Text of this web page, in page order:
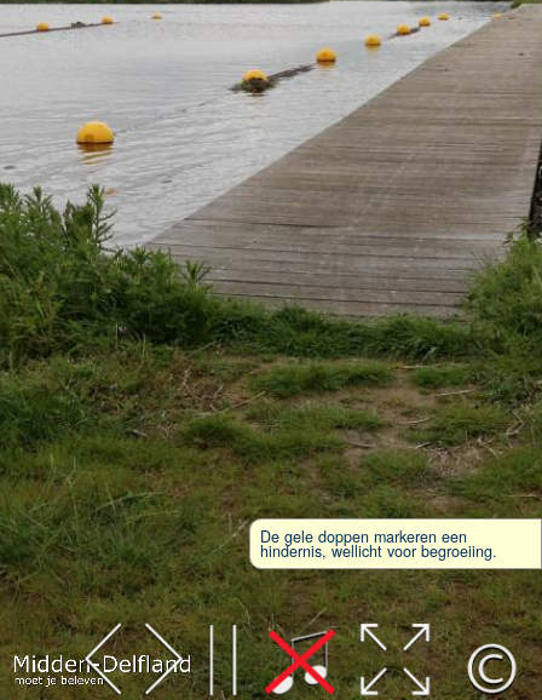
Leaflet| Map data ©OpenStreetMap
contributors,CC-BY-SA, Imagery ©Mapbox
De gele doppen markeren een
hindernis, wellicht voor begroeiing.